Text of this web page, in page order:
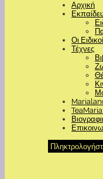
Αρχική
Οι
Τέχνες